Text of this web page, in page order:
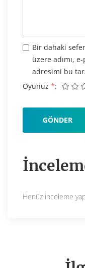
Henüz inceleme
Oyunuz *
Bir dahaki
üzere adımı,
adresimi bu